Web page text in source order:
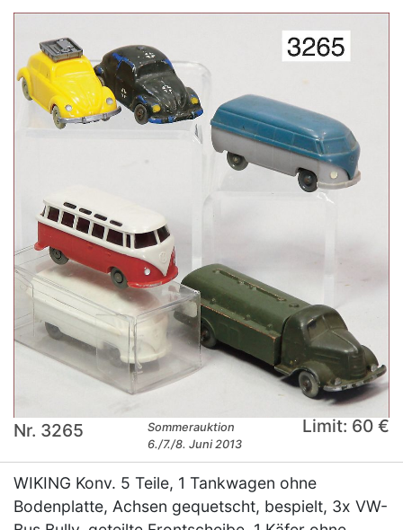
Nr. 3265
Sommerauktion
6./7./8. Juni 2013
Limit: 60 €
WIKING Konv. 5 Teile, 1 Tankwagen ohne
Bodenplatte, Achsen gequetscht, bespielt, 3x VW-